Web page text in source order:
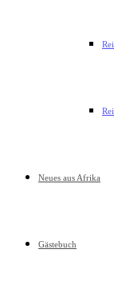
Neues aus Afrika
Gästebuch